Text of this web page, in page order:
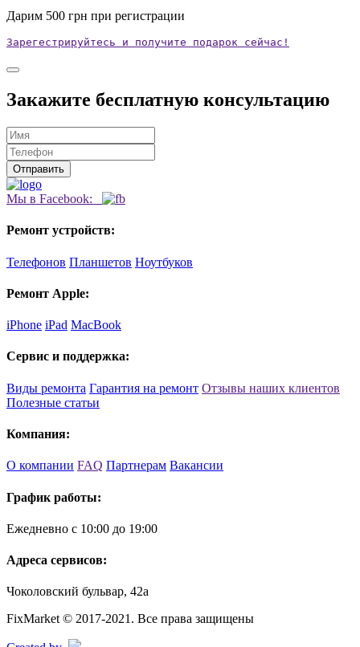
Дарим 500 грн при регистрации
Зарегестрируйтесь и получите подарок сейчас!
Закажите бесплатную консультацию
Мы в Facebook:
Ремонт устройств:
Телефонов Планшетов Ноутбуков
Ремонт Apple:
iPhone iPad MacBook
Сервис и поддержка:
Виды ремонта Гарантия на ремонт Отзывы наших клиентов
Полезные статьи
Компания:
О компании FAQ Партнерам Вакансии
График работы:
Ежедневно с 10:00 до 19:00
Адреса сервисов:
Чоколовский бульвар, 42а
FixMarket © 2017-2021. Все права защищены